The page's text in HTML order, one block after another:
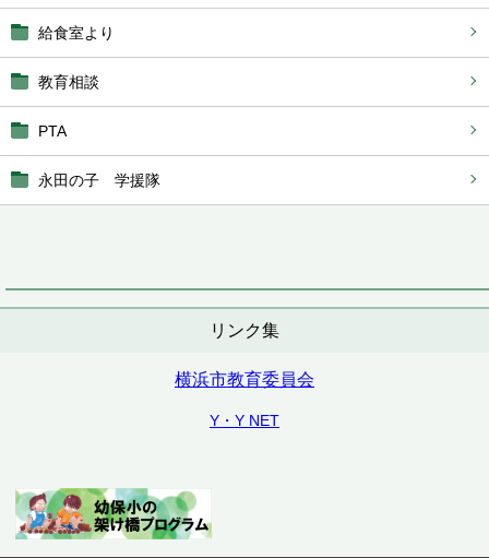
給食室より
教育相談
PTA
永田の子 学援隊
リンク集
横浜市教育委員会
Y・Y NET